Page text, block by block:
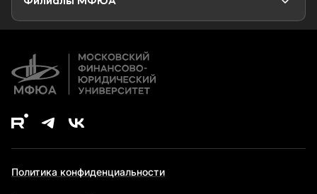
много нового об истории таможенного
дела и о современных тенденциях
развития таможенных органов
Российской Федерации. Также
возможность активно обсуждать
Дополнительное образование
Политика конфиденциальности